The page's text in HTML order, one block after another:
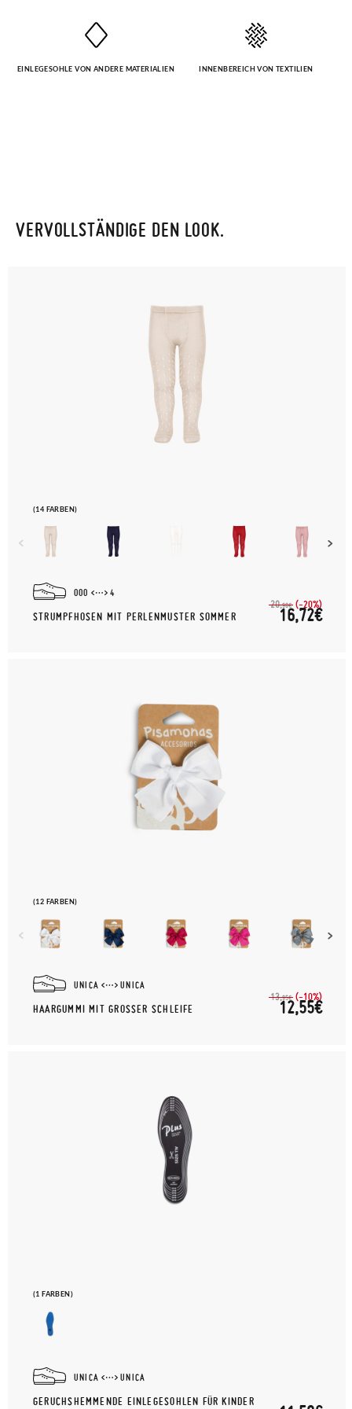
EINLEGESOHLE VON ANDERE MATERIALIEN INNENBEREICH VON TEXTILIEN
VERVOLLSTÄNDIGE DEN LOOK.
(14 FARBEN)
000 4
STRUMPFHOSEN MIT PERLENMUSTER SOMMER
20,90€ (-20%)
16,72€
(12 FARBEN)
UNICA UNICA
HAARGUMMI MIT GROSSER SCHLEIFE
13,95€ (-10%)
12,55€
(1 FARBEN)
UNICA UNICA
GERUCHSHEMMENDE EINLEGESOHLEN FÜR KINDER